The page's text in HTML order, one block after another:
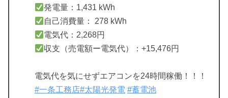
発電量：1,431 kWh
自己消費量： 278 kWh
電気代：2,268円
収支（売電額ー電気代）：+15,476円
電気代を気にせずエアコンを24時間稼働！！！
#一条工務店#太陽光発電 #蓄電池